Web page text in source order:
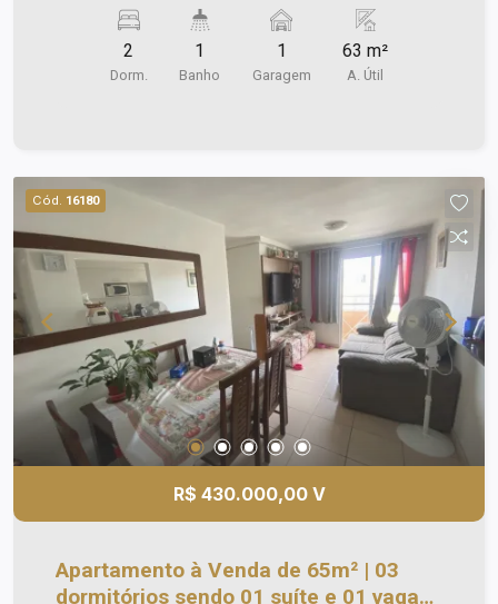
com armário; - Área de serviço; - 01 vaga de
garagem. Lazer com: - Piscina; - Salão de Festa; -
Salão Jogo; - Academia; - Churrasqueira; -
2
Dorm.
1
Banho
1
Garagem
63 m²
A. Útil
Cód. 16180
R$ 430.000,00 V
Apartamento à Venda de 65m² | 03
dormitórios sendo 01 suíte e 01 vaga